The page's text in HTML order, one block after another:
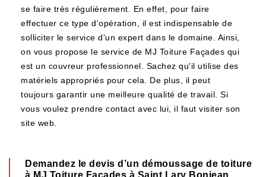
se faire très régulièrement. En effet, pour faire
effectuer ce type d'opération, il est indispensable de
solliciter le service d'un expert dans le domaine. Ainsi,
on vous propose le service de MJ Toiture Façades qui
est un couvreur professionnel. Sachez qu'il utilise des
matériels appropriés pour cela. De plus, il peut
toujours garantir une meilleure qualité de travail. Si
vous voulez prendre contact avec lui, il faut visiter son
site web.
Demandez le devis d’un démoussage de toiture
à MJ Toiture Façades à Saint Lary Bonjean